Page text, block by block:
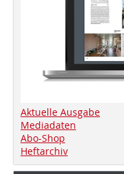
Aktuelle Ausgabe
Mediadaten
Abo-Shop
Heftarchiv